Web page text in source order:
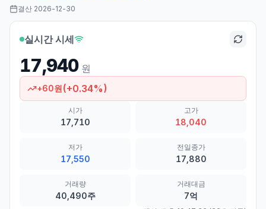
결산 2026-12-30
실시간 시세
17,940 원
+60원(+0.34%)
시가
17,710
고가
18,040
저가
17,550
전일종가
17,880
거래량
40,490주
거래대금
7억